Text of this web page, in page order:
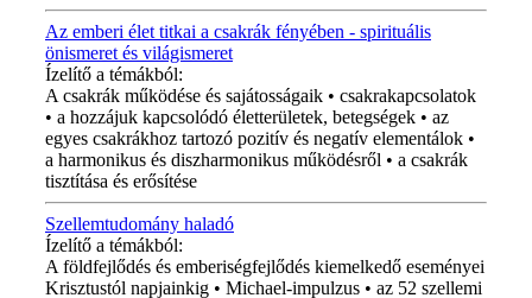
Az emberi élet titkai a csakrák fényében - spirituális
önismeret és világismeret
Ízelítő a témákból:
A csakrák működése és sajátosságaik • csakrakapcsolatok
• a hozzájuk kapcsolódó életterületek, betegségek • az
egyes csakrákhoz tartozó pozitív és negatív elementálok •
a harmonikus és diszharmonikus működésről • a csakrák
tisztítása és erősítése
Szellemtudomány haladó
Ízelítő a témákból:
A földfejlődés és emberiségfejlődés kiemelkedő eseményei
Krisztustól napjainkig • Michael-impulzus • az 52 szellemi